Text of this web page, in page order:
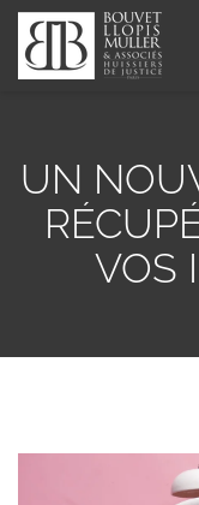
UN
VOS